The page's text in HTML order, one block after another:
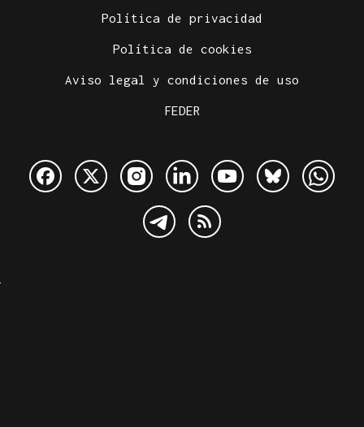
Política de privacidad
Política de cookies
Aviso legal y condiciones de uso
FEDER